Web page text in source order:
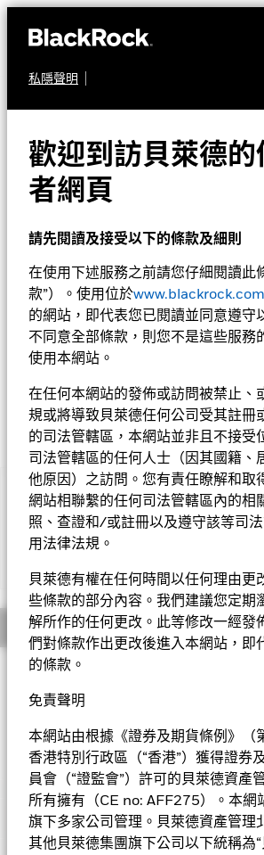
私隱聲明
歡迎到訪貝萊德的
者網頁
請先閱讀及接受以下的條款及細則
在使用下述服務之前請您仔細閱讀此
款”）。使用位於
的網站，即代表您已閱讀並同意遵守
不同意全部條款，則您不是這些服務
使用本網站。
在任何本網站的發佈或訪問被禁止、
規或將導致貝萊德任何公司受其註冊
的司法管轄區，本網站並非且不接受
司法管轄區的任何人士（因其國籍、
他原因）之訪問。您有責任瞭解和取
網站相聯繫的任何司法管轄區內的相
照、查證和/或註冊以及遵守該等司
用法律法規。
貝萊德有權在任何時間以任何理由更
些條款的部分內容。我們建議您定期
解所作的任何更改。此等修改一經發
們對條款作出更改後進入本網站，即
的條款。
免責聲明
本網站由根據《證券及期貨條例》（
香港特別行政區（“香港”）獲得證券
員會（“證監會”）許可的貝萊德資產
所有擁有（CE no: AFF275）。本網
旗下多家公司管理。貝萊德資產管理
其他貝萊德集團旗下公司以下統稱為“
股票
貝萊德中國基金
淨值截至 2026年8月7日
GBP 16.19
52週波幅 15.15 - 17.76
1天淨值變動截至 2026年
GBP 0.06
重要提示︰
• 基金投資於股票，較大的股票價值波動可
投資於若干新興市場，可能需承受政治、稅
因素產生的風險。額外風險涉及投資於若干
回風險。基金投資集中於中國，因此與較多
動性或會較高。
• 基金需承受貨幣匯率風險、小型公司的波
包括人民幣計值類別的貨幣兌換風險。
•10股份類別在未扣除開支之下派付股息，
金董事酌情決定下從資本派付股息。在未扣
付股息，可能相等於投資者獲得部分原投資
有宣派股息均會導致股份於除息日的每股資
• 基金可運用衍生工具作對沖及投資用途。
投資用途。基金在使用衍生工具時可能蒙受
• 基金價值可升可跌，且可於短期內反覆，
一定程度的投資金額。
• 投資者不應單憑此文件作投資決定。投資
產品資料概要以了解風險因素等詳情。
概要
投資目標
中國基金以盡量提高總回報為目標。基金將
本證券。
貝萊德中國基金
基金的全部貨幣對沖股份類別使用金融衍生
表現